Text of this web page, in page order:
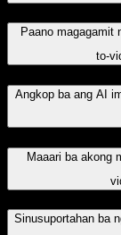
Paano magagamit
to-
Angkop ba ang AI
Maaari ba akong
Sinusuportahan ba